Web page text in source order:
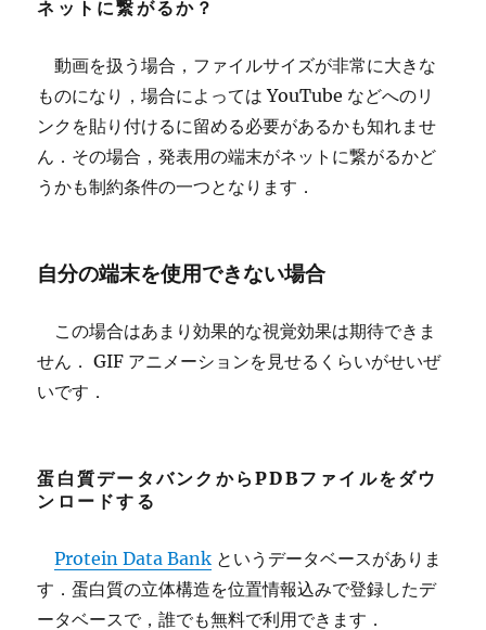
ネットに繋がるか？
動画を扱う場合，ファイルサイズが非常に大きな
ものになり，場合によっては YouTube などへのリ
ンクを貼り付けるに留める必要があるかも知れませ
ん．その場合，発表用の端末がネットに繋がるかど
うかも制約条件の一つとなります．
自分の端末を使用できない場合
この場合はあまり効果的な視覚効果は期待できま
せん． GIF アニメーションを見せるくらいがせいぜ
いです．
蛋白質データバンクからPDBファイルをダウ
ンロードする
Protein Data Bank というデータベースがありま
す．蛋白質の立体構造を位置情報込みで登録したデ
ータベースで，誰でも無料で利用できます．